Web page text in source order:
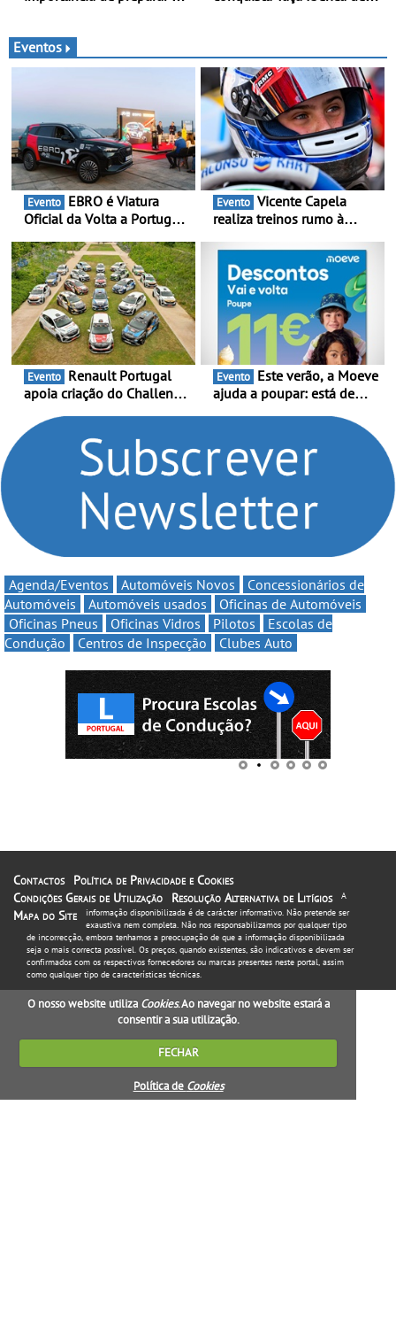
viagem de automóvel
Eventos
Evento
Oficial da Volta a Portugal
presença nacional ao lado
da mítica prova de ciclismo
e leva a sua gama SUV
multi-energia às estradas
de Portugal
Evento
realiza treinos rumo à
Portugal Karting e mira boa
estreia - O Campeonato
Portugal Karting 2026
decorre entre 1 de Março e
6 de Setembro
Evento
apoia criação do Challenge
compromisso com o
automobilismo nacional
continua em 2026
Evento
ajuda a poupar: está de
Volta” com descontos de
Agenda/Eventos Automóveis Novos
Concessionários de
Automóveis
Automóveis usados
Oficinas de Automóveis
Oficinas Pneus
Oficinas Vidros Pilotos
Escolas de
Condução
Centros de Inspecção Clubes Auto
Contactos
Política de Privacidade e Cookies
Condições Gerais de Utilização
Resolução Alternativa de Litígios
Mapa do Site
A
informação disponibilizada é de carácter informativo. Não pretende ser
exaustiva nem completa. Não nos responsabilizamos por qualquer tipo
de incorrecção, embora tenhamos a preocupação de que a informação disponibilizada
seja o mais correcta possível. Os preços, quando existentes, são indicativos e devem ser
confirmados com os respectivos fornecedores ou marcas presentes neste portal, assim
como qualquer tipo de características técnicas.
O nosso website utiliza Cookies. Ao navegar no website estará a
consentir a sua utilização.
FECHAR
Política de Cookies